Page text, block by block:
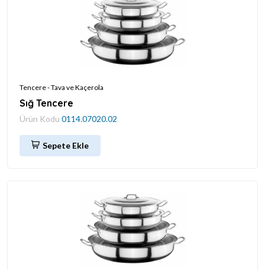
Tencere - Tava ve Kaçerola
Sığ Tencere
Ürün Kodu 0114.07020.02
Sepete Ekle